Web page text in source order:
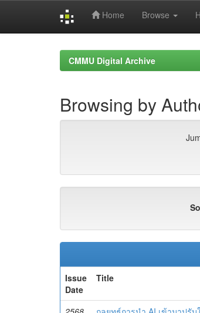
Home Browse
CMMU Digital Archive
Browsing by
Issue
Date
Title